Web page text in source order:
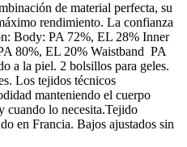
de material perfecta, su
rendimiento. La confianza
Body: PA 72%, EL 28% Inner
80%, EL 20% Waistband PA
a la piel. 2 bolsillos para geles.
Los tejidos técnicos
manteniendo el cuerpo
cuando lo necesita.Tejido
en Francia. Bajos ajustados sin